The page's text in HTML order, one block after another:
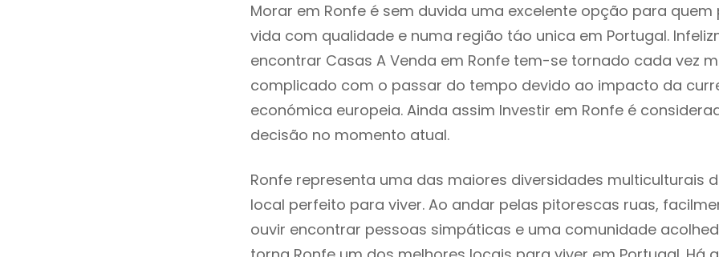
Morar em Ronfe é sem duvida uma excelente opção para
vida com qualidade e numa região táo unica em Portugal.
encontrar Casas A Venda em Ronfe tem-se tornado cada vez
complicado com o passar do tempo devido ao impacto da
económica europeia. Ainda assim Investir em Ronfe é
decisão no momento atual.
Ronfe representa uma das maiores diversidades multiculturais
local perfeito para viver. Ao andar pelas pitorescas ruas,
ouvir encontrar pessoas simpáticas e uma comunidade